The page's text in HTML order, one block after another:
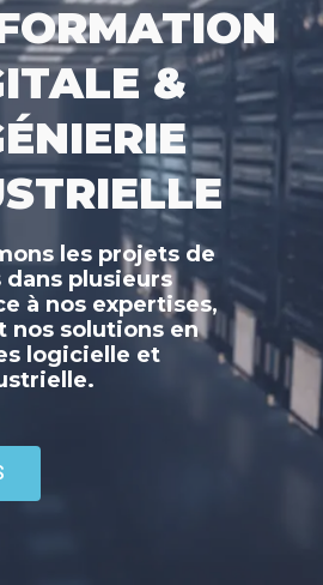
&
les projets de
plusieurs
à nos expertises,
nos solutions en
logicielle et